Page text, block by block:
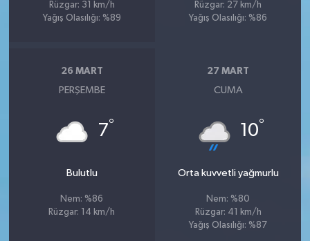
Rüzgar: 31 km/h
Yağış Olasılığı: %89
Rüzgar: 27 km/h
Yağış Olasılığı: %86
26 MART
PERŞEMBE
7°
Bulutlu
Nem: %86
Rüzgar: 14 km/h
27 MART
CUMA
10°
Orta kuvvetli yağmurlu
Nem: %80
Rüzgar: 41 km/h
Yağış Olasılığı: %87